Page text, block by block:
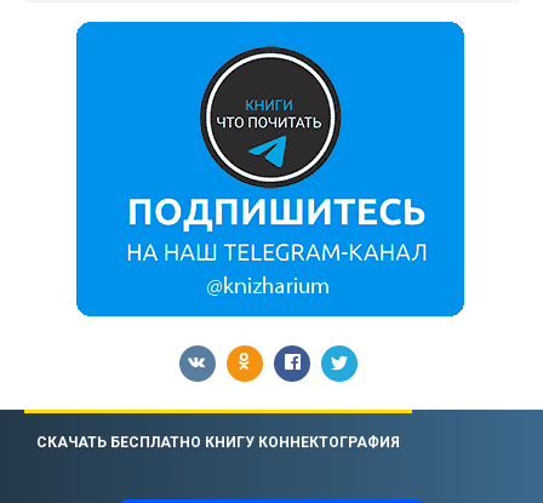
СКАЧАТЬ БЕСПЛАТНО КНИГУ КОННЕКТОГРАФИЯ